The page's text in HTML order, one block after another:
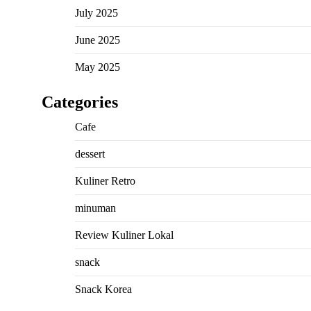
July 2025
June 2025
May 2025
Categories
Cafe
dessert
Kuliner Retro
minuman
Review Kuliner Lokal
snack
Snack Korea